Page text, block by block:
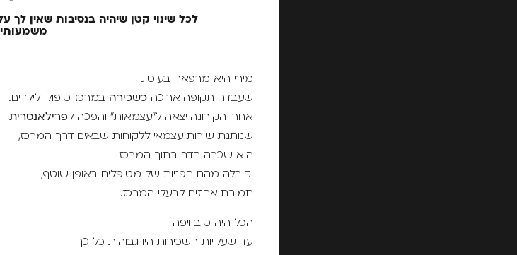
לכל שינוי קטן שיהיה בנסיבות שאין לך
מירי היא מרפאה בעיסוק
שעבדה תקופה ארוכה כשכירה במרכז טיפולי לילדים.
אחרי הקורונה יצאה ל"עצמאות" והפכה לפרילאנסרית
שנותנת שירות עצמאי ללקוחות שבאים דרך המרכז,
היא שכרה חדר בתוך המרכז
וקיבלה מהם הפניות של מטופלים באופן שוטף,
תמורת אחוזים לבעלי המרכז.
הכל היה טוב ויפה
עד שעלויות השכירות היו גבוהות כל כך